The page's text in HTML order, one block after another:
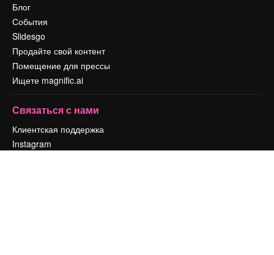
Блог
События
Slidesgo
Продайте свой контент
Помещение для прессы
Ищете magnific.ai
Связаться с нами
Клиентская поддержка
Instagram